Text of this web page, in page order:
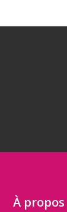
À propos